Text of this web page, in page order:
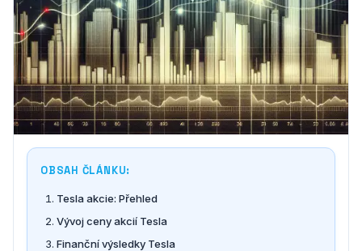
OBSAH ČLÁNKU:
Tesla akcie: Přehled
Vývoj ceny akcií Tesla
Finanční výsledky Tesla